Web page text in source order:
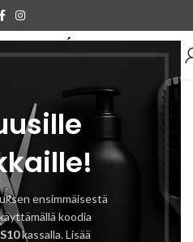
ensimmäisestä
koodia
kassalla. Lisää